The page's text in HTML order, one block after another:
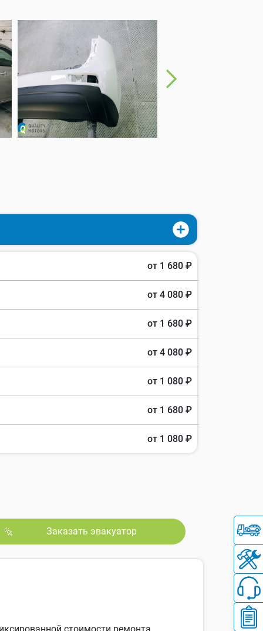
от 1 680 ₽
от 4 080 ₽
от 1 680 ₽
от 4 080 ₽
от 1 080 ₽
от 1 680 ₽
от 1 080 ₽
Заказать эвакуатор